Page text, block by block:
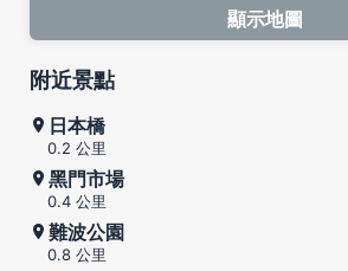
顯示地圖
附近景點
日本橋
0.2 公里
黑門市場
0.4 公里
難波公園
0.8 公里